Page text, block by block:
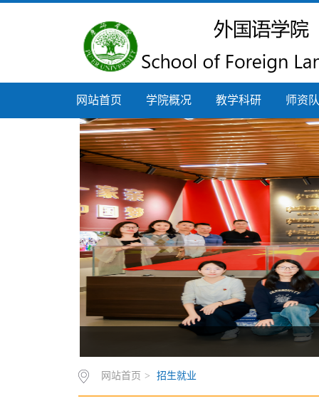
网站首页 学院概况 教学科研 师资
网站首页 > 招生就业